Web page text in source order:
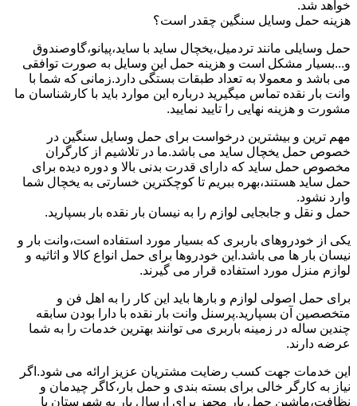
خواهد شد.
هزینه حمل وسایل سنگین چقدر است؟
حمل وسایلی مانند تردمیل،یخچال ساید با ساید،پیانو،گاوصندوق
و...بسیار مشکل است و هزینه حمل این وسایل به صورت توافقی
می باشد و معمولا به تعداد طبقات بستگی دارد.زمانی که شما با
وانت بار نقده تماس میگیرید درباره این موارد باید با کارشناسان ما
مشورت و هزینه نهایی را تایید نمایید.
مهم ترین و بیشترین درخواست برای حمل وسایل سنگین در
خصوص حمل یخچال ساید می باشد.ما در تلاشیم از کارگران
مخصوص حمل ساید که دارای قدرت بدنی بالا و دوره دیده برای
حمل ساید هستند،بهره ببریم تا کوچکترین خسارتی به یخچال شما
وارد نشود.
حمل و نقل و جابجایی لوازم را به نیسان بار نقده بار بسپارید.
یکی از خودروهای باربری که بسیار مورد استفاده است،وانت بار و
نیسان بار ها می باشد.این خودروها برای حمل انواع کالا و اثاثیه و
لوازم منزل مورد استفاده قرار می گیرند.
برای حمل اصولی لوازم و بارها باید این کار را به اهل فن و
متخصصین آن بسپارید.پرسنل وانت بار نقده با دارا بودن سابقه
چندین ساله در زمینه باربری می توانند بهترین خدمات را به شما
عرضه دارند.
این خدمات جهت کسب رضایت مشتریان عزیز ارائه می شود.اگر
نیاز به کارگر خالی برای بسته بندی و حمل بار،کاگر چیدمان و
نظافت،ماشین حمل بار مجهز برای ارسال بار به شهرستان یا